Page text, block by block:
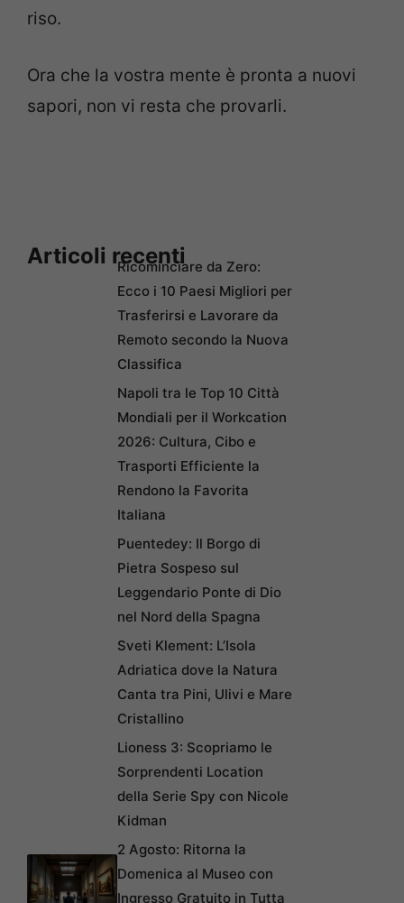
riso.
Ora che la vostra mente è pronta a nuovi
sapori, non vi resta che provarli.
Articoli recentiRicominciare da Zero:
Ecco i 10 Paesi Migliori per
Trasferirsi e Lavorare da
Remoto secondo la Nuova
Classifica
Napoli tra le Top 10 Città
Mondiali per il Workcation
2026: Cultura, Cibo e
Trasporti Efficiente la
Rendono la Favorita
Italiana
Puentedey: Il Borgo di
Pietra Sospeso sul
Leggendario Ponte di Dio
nel Nord della Spagna
Sveti Klement: L’Isola
Adriatica dove la Natura
Canta tra Pini, Ulivi e Mare
Cristallino
Lioness 3: Scopriamo le
Sorprendenti Location
della Serie Spy con Nicole
Kidman
2 Agosto: Ritorna la
Domenica al Museo con
Ingresso Gratuito in Tutta